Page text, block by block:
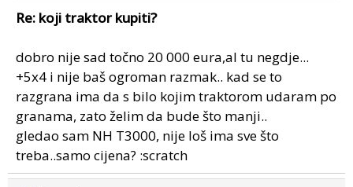
Re: koji traktor kupiti?
dobro nije sad točno 20 000 eura,al tu negdje...
+5x4 i nije baš ogroman razmak.. kad se to
razgrana ima da s bilo kojim traktorom udaram po
granama, zato želim da bude što manji..
gledao sam NH T3000, nije loš ima sve što
treba..samo cijena? :scratch